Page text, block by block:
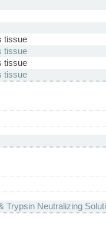
tissue
tissue
tissue
tissue
Trypsin Neutralizing